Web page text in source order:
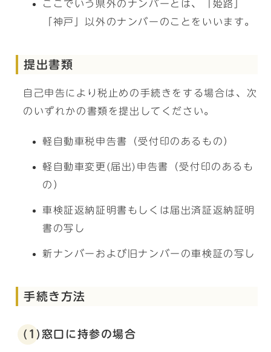
ここでいう県外のナンバーとは、「姫路」
「神戸」以外のナンバーのことをいいます。
提出書類
自己申告により税止めの手続きをする場合は、次
のいずれかの書類を提出してください。
軽自動車税申告書（受付印のあるもの）
軽自動車変更(届出)申告書（受付印のあるも
の）
車検証返納証明書もしくは届出済証返納証明
書の写し
新ナンバーおよび旧ナンバーの車検証の写し
手続き方法
(1)窓口に持参の場合